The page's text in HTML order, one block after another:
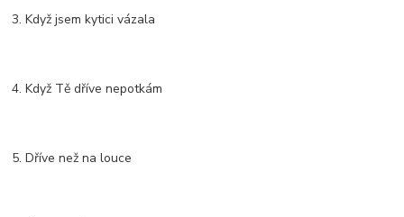
3. Když jsem kytici vázala
4. Když Tě dříve nepotkám
5. Dříve než na louce